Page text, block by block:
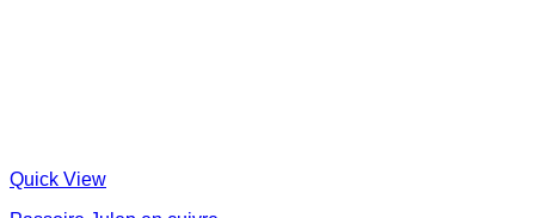
Quick View